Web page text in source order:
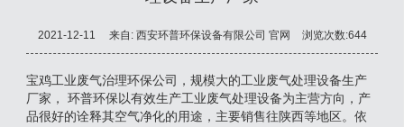
2021-12-11 来自: 西安环普环保设备有限公司 官网 浏览次数:644
宝鸡工业废气治理环保公司，规模大的工业废气处理设备生产
厂家， 环普环保以有效生产工业废气处理设备为主营方向，产
品很好的诠释其空气净化的用途，主要销售往陕西等地区。依